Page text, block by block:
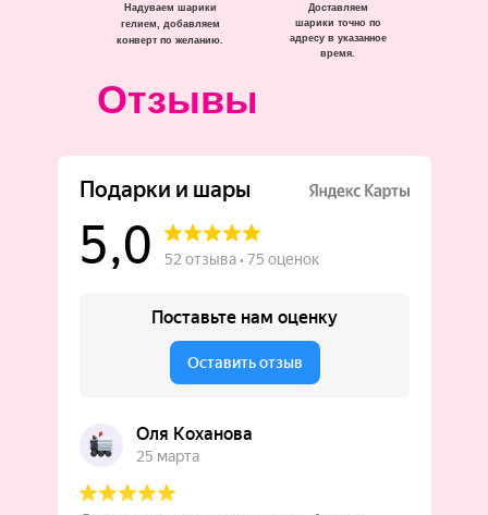
Доставляем
шарики точно по
адресу в указанное
время.
Надуваем шарики
гелием, добавляем
конверт по желанию.
Отзывы